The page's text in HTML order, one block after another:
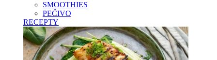
SMOOTHIES
PEČIVO
RECEPTY